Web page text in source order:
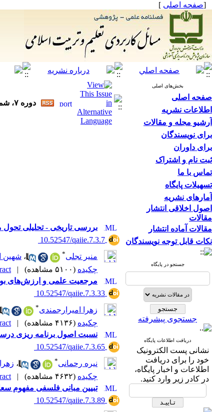
[صفحه اصلی ]
بخش‌های اصلی
صفحه اصلی
اطلاعات نشریه
آرشیو مجله و مقالات
برای نویسندگان
برای داوران
ثبت نام و اشتراک
تماس با ما
تسهیلات پایگاه
آمارهای نشریه
اصول اخلاقی انتشار
مقالات
مقالات آماده انتشار
نکات قابل توجه نویسندگان
جستجو در پایگاه
جستجوی پیشرفته
دریافت اطلاعات پایگاه
نشانی پست الکترونیک
خود را برای دریافت
اطلاعات و اخبار پایگاه،
در کادر زیر وارد کنید.
دوره ۷، شماره ۳ - ( ۱۴۰۱ )
بررسی تاریخی - تحلیلی تحول
‎ 10.52547/qaiie.7.3.7
منیر تجلی* ، شهین
چکیده (۵۱۰۰ مشاهده) |
|
مرجعیت علمی و ارزش‌های
‎ 10.52547/qaiie.7.3.33
زهرا امیرارجمندی*
چکیده (۴۱۳۶ مشاهده) |
|
نسبت اصول برنامه ریزی
‎ 10.52547/qaiie.7.3.65
نیره رحمانی* ،
چکیده (۴۶۳۲ مشاهده) |
|
تبیین مبانی فلسفی مفهوم
‎ 10.52547/qaiie.7.3.89